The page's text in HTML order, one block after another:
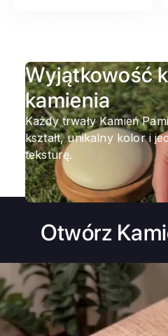
Wyjątkowość
kamienia
Każdy trwały Kamień
kształt, unikalny kolor i
teksturę.
Otwórz